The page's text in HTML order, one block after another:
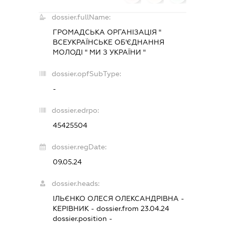
dossier.fullName:
ГРОМАДСЬКА ОРГАНІЗАЦІЯ "
ВСЕУКРАЇНСЬКЕ ОБ'ЄДНАННЯ
МОЛОДІ " МИ З УКРАЇНИ "
dossier.opfSubType:
-
dossier.edrpo:
45425504
dossier.regDate:
09.05.24
dossier.heads:
ІЛЬЄНКО ОЛЕСЯ ОЛЕКСАНДРІВНА -
КЕРІВНИК - dossier.from 23.04.24
dossier.position -